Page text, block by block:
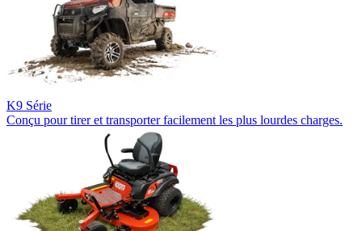
K9 Série
Conçu pour tirer et transporter facilement les plus lourdes charges.